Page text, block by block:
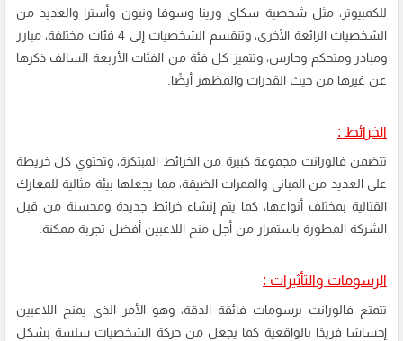
للكمبيوتر، مثل شخصية سكاي ورينا وسوفا ونيون وأسترا والعديد من
الشخصيات الرائعة الأخرى، وتنقسم الشخصيات إلى 4 فئات مختلفة، مبارز
ومبادر ومتحكم وحارس، وتتميز كل فئة من الفئات الأربعة السالف ذكرها
عن غيرها من حيث القدرات والمظهر أيضًا.
الخرائط :
تتضمن فالورانت مجموعة كبيرة من الخرائط المبتكرة، وتحتوي كل خريطة
على العديد من المباني والممرات الضيقة، مما يجعلها بيئة مثالية للمعارك
القتالية بمختلف أنواعها، كما يتم إنشاء خرائط جديدة ومحسنة من قبل
الشركة المطورة باستمرار من أجل منح اللاعبين أفضل تجربة ممكنة.
الرسومات والتأثيرات :
تتمتع فالورانت برسومات فائقة الدقة، وهو الأمر الذي يمنح اللاعبين
إحساسًا فريدًا بالواقعية كما يجعل من حركة الشخصيات سلسة بشكل